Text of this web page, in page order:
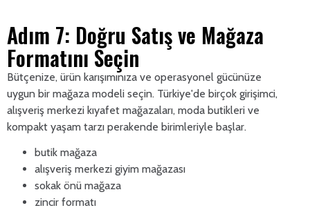
Adım 7: Doğru Satış ve Mağaza
Formatını Seçin
Bütçenize, ürün karışımınıza ve operasyonel gücünüze
uygun bir mağaza modeli seçin. Türkiye'de birçok girişimci,
alışveriş merkezi kıyafet mağazaları, moda butikleri ve
kompakt yaşam tarzı perakende birimleriyle başlar.
butik mağaza
alışveriş merkezi giyim mağazası
sokak önü mağaza
zincir formatı